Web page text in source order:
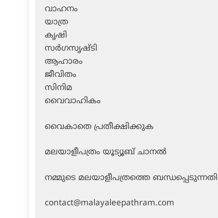
വാഹനം
യാത്ര
കൃഷി
സര്‍ഗസൃഷ്ടി
ആഹാരം
ജീവിതം
സിനിമ
വൈവാഹികം
വൈകാതെ പ്രതീക്ഷിക്കുക
മലയാളീപത്രം യൂട്യൂബ് ചാനല്‍
നമ്മുടെ മലയാളീപത്രത്തെ
contact@malayaleepathram.com